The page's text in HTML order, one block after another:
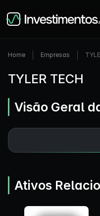
Home Empresas
TYLER TECH
Visão Geral
Ativos